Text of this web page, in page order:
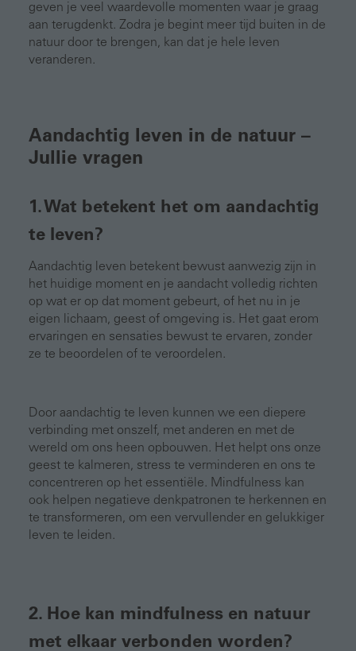
geven je veel waardevolle momenten waar je graag
aan terugdenkt. Zodra je begint meer tijd buiten in de
natuur door te brengen, kan dat je hele leven
veranderen.
Aandachtig leven in de natuur –
Jullie vragen
1. Wat betekent het om aandachtig
te leven?
Aandachtig leven betekent bewust aanwezig zijn in
het huidige moment en je aandacht volledig richten
op wat er op dat moment gebeurt, of het nu in je
eigen lichaam, geest of omgeving is. Het gaat erom
ervaringen en sensaties bewust te ervaren, zonder
ze te beoordelen of te veroordelen.
Door aandachtig te leven kunnen we een diepere
verbinding met onszelf, met anderen en met de
wereld om ons heen opbouwen. Het helpt ons onze
geest te kalmeren, stress te verminderen en ons te
concentreren op het essentiële. Mindfulness kan
ook helpen negatieve denkpatronen te herkennen en
te transformeren, om een vervullender en gelukkiger
leven te leiden.
2. Hoe kan mindfulness en natuur
met elkaar verbonden worden?